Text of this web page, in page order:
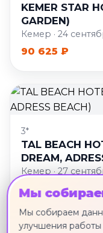
KEMER STAR
GARDEN)
Кемер · 24
90 625 ₽
3*
TAL BEACH
DREAM,
Кемер · 27
92 422 ₽
Мы
Мы собираем
улучшения работы